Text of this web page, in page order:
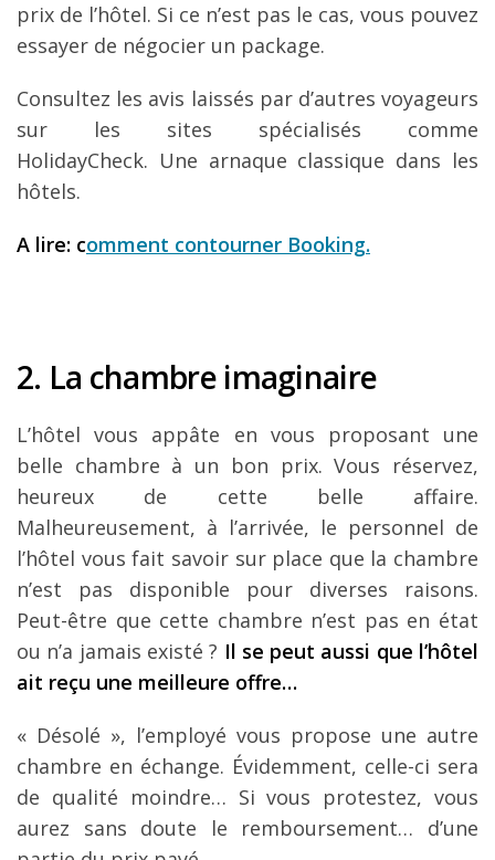
prix de l’hôtel. Si ce n’est pas le cas, vous pouvez
essayer de négocier un package.
Consultez les avis laissés par d’autres voyageurs
sur les sites spécialisés comme
HolidayCheck. Une arnaque classique dans les
hôtels.
A lire: comment contourner Booking.
2. La chambre imaginaire
L’hôtel vous appâte en vous proposant une
belle chambre à un bon prix. Vous réservez,
heureux de cette belle affaire.
Malheureusement, à l’arrivée, le personnel de
l’hôtel vous fait savoir sur place que la chambre
n’est pas disponible pour diverses raisons.
Peut-être que cette chambre n’est pas en état
ou n’a jamais existé ? Il se peut aussi que l’hôtel
ait reçu une meilleure offre…
« Désolé », l’employé vous propose une autre
chambre en échange. Évidemment, celle-ci sera
de qualité moindre… Si vous protestez, vous
aurez sans doute le remboursement… d’une